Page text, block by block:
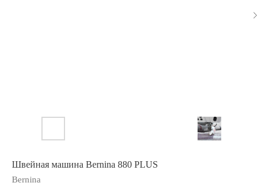
Швейная машина Bernina 880 PLUS
Bernina